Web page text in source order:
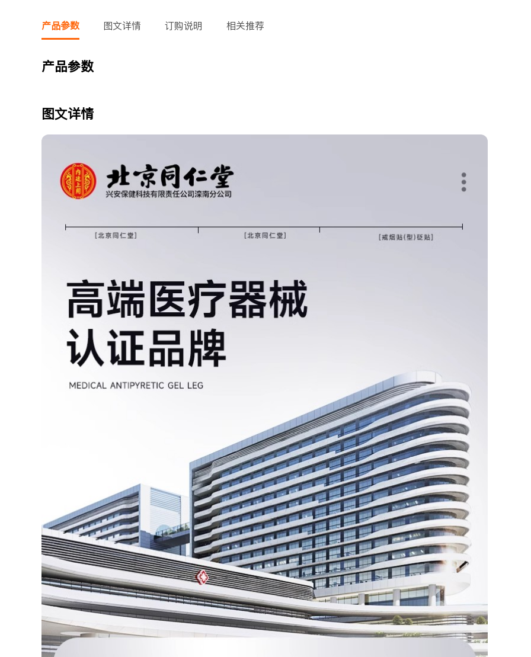
产品参数 图文详情 订购说明 相关推荐
产品参数
图文详情